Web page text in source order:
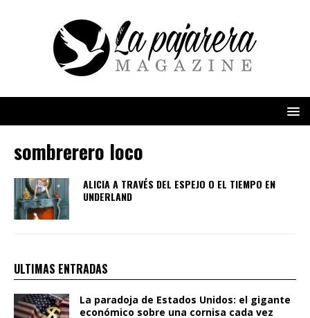
sombrerero loco
ALICIA A TRAVÉS DEL ESPEJO O EL TIEMPO EN
UNDERLAND
ULTIMAS ENTRADAS
La paradoja de Estados Unidos: el gigante
económico sobre una cornisa cada vez